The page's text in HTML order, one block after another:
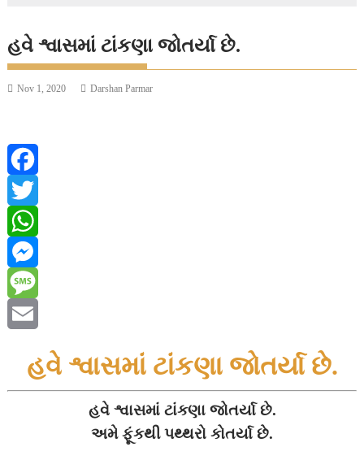
હવે શ્વાસમાં ટાંકણા જોતર્યા છે.
Nov 1, 2020 Darshan Parmar
F
a
c
e
b
T
w
i
W
h
a
M
eM
હવે શ્વાસમાં ટાંકણા જોતર્યા છે.
હવે શ્વાસમાં ટાંકણા જોતર્યા છે.
અમે ફૂંકથી પથ્થરો કોતર્યા છે.